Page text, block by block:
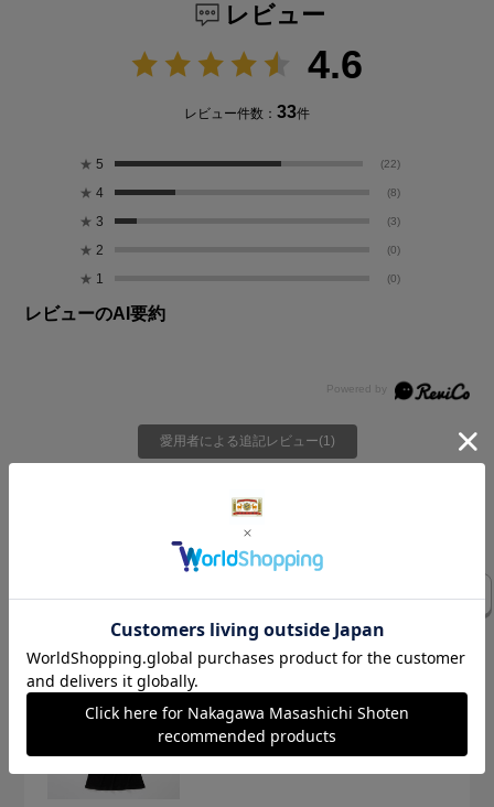
レビュー
4.6
レビュー件数： 33件
★ 5 (22)
★ 4 (8)
★ 3 (3)
★ 2 (0)
★ 1 (0)
レビューのAI要約
愛用者による追記レビュー(1)
気になるレビューを表示